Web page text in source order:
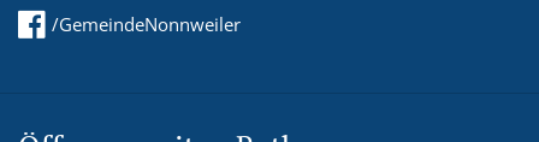
/GemeindeNonnweiler